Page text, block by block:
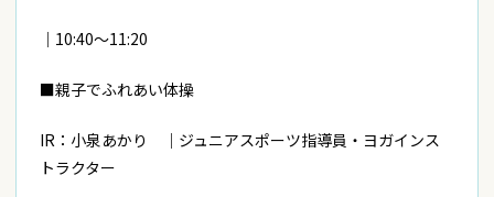
｜10:40～11:20
■親子でふれあい体操
IR： 小泉あかり ｜ジュニアスポーツ指導員・ヨガインス
トラクター